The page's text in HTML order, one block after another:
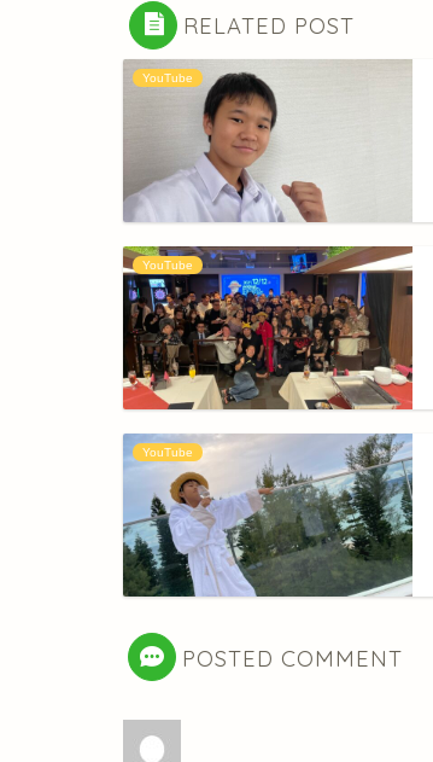
RELATED POST
YouTube
YouTube
YouTube
POSTED COMMENT